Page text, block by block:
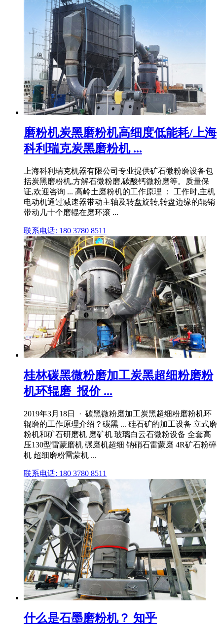
磨粉机炭黑磨粉机高细度低能耗/上海
科利瑞克炭黑磨粉机 ...
上海科利瑞克机器有限公司专业提供矿石微粉磨设备包
括炭黑磨粉机,方解石微粉磨,碳酸钙微粉磨等。质量保
证,欢迎咨询 ... 高岭土磨粉机的工作原理 ： 工作时,主机
电动机通过减速器带动主轴及转盘旋转,转盘边缘的辊销
带动几十个磨辊在磨环滚 ...
联系电话: 180 3780 8511
桂林碳黑微粉磨加工炭黑超细粉磨粉
机环辊磨_报价 ...
2019年3月18日 · 碳黑微粉磨加工炭黑超细粉磨粉机环
辊磨的工作原理介绍？碳黑 ... 硅石矿的加工设备 立式磨
粉机和矿石研磨机 磨矿机 玻璃白云石微粉设备 全套高
压130型雷蒙磨机 碾磨机超细 钠硝石雷蒙磨 4R矿石粉碎
机 超细磨粉雷蒙机 ...
联系电话: 180 3780 8511
什么是石墨磨粉机？ 知乎